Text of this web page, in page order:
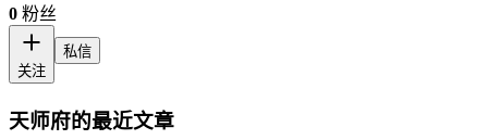
0 粉丝
关注
私信
天师府的最近文章